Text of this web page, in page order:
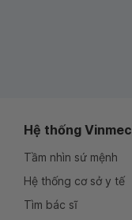
Hệ thống Vinmec
Tầm nhìn sứ mệnh
Hệ thống cơ sở y tế
Tìm bác sĩ